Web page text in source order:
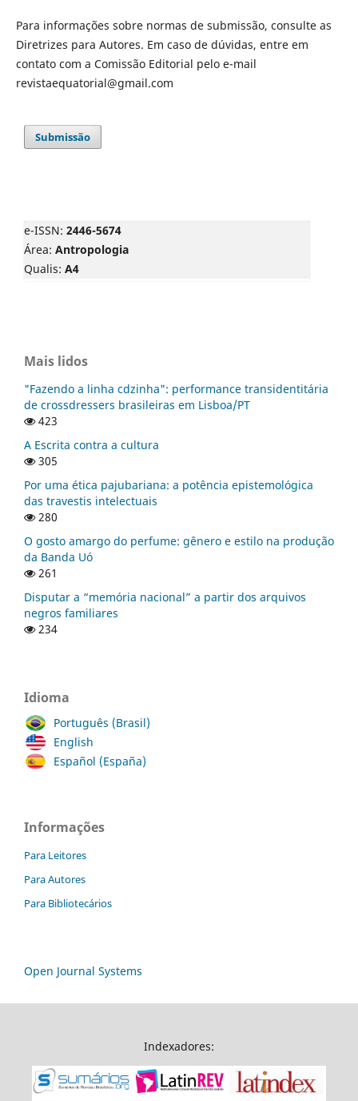
Para informações sobre normas de submissão, consulte as
Diretrizes para Autores. Em caso de dúvidas, entre em
contato com a Comissão Editorial pelo e-mail
revistaequatorial@gmail.com
Submissão
e-ISSN: 2446-5674
Área: Antropologia
Qualis: A4
Mais lidos
"Fazendo a linha cdzinha": performance transidentitária
de crossdressers brasileiras em Lisboa/PT
423
A Escrita contra a cultura
305
Por uma ética pajubariana: a potência epistemológica
das travestis intelectuais
280
O gosto amargo do perfume: gênero e estilo na produção
da Banda Uó
261
Disputar a “memória nacional” a partir dos arquivos
negros familiares
234
Idioma
Português (Brasil)
English
Español (España)
Informações
Para Leitores
Para Autores
Para Bibliotecários
Open Journal Systems
Indexadores: